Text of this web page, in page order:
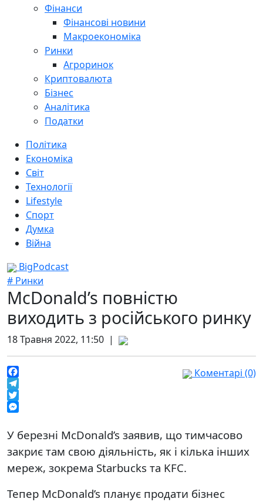
Фінанси
Фінансові новини
Макроекономіка
Ринки
Агроринок
Криптовалюта
Бізнес
Аналітика
Податки
Політика
Економіка
Світ
Технології
Lifestyle
Спорт
Думка
Війна
BigPodcast
# Ринки
McDonald’s повністю
виходить з російського ринку
18 Травня 2022, 11:50 |
Facebook
Telegram
Twitter
Коментарі (0)
У березні McDonald’s заявив, що тимчасово
закриє там свою діяльність, як і кілька інших
мереж, зокрема Starbucks та KFC.
Тепер McDonald’s планує продати бізнес